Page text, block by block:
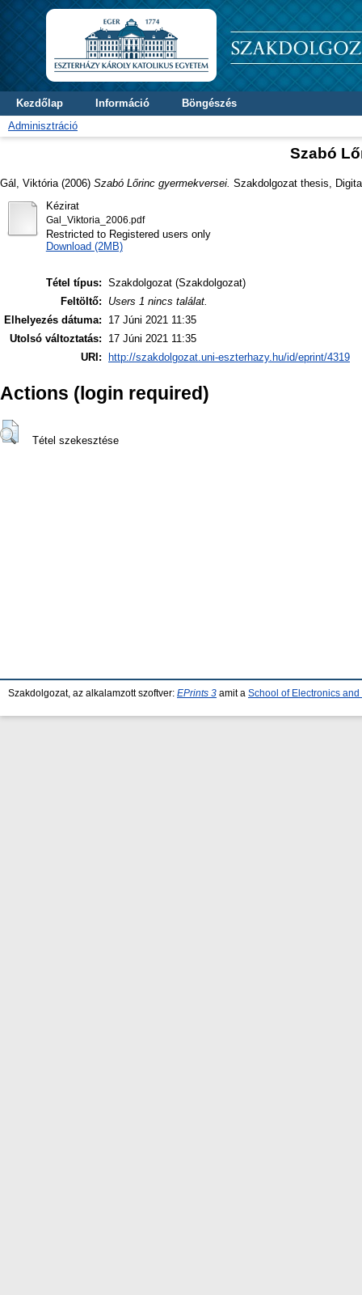
Kezdőlap Információ
Böngészés
Adminisztráció
Szabó
Gál, Viktória (2006) Szabó Lőrinc gyermekversei. Szakdolgozat thesis,
Kézirat
Gal_Viktoria_2006.pdf
Restricted to Registered users only
Download (2MB)
Tétel típus: Szakdolgozat (Szakdolgozat)
Feltöltő:
Users 1 nincs találat.
Elhelyezés dátuma:
17 Júni 2021 11:35
Utolsó változtatás:
17 Júni 2021 11:35
URI:
http://szakdolgozat.uni-eszterhazy.hu/id/eprint/4319
Actions (login required)
Tétel szekesztése
Szakdolgozat, az alkalamzott szoftver: EPrints 3 amit a School of Electronics